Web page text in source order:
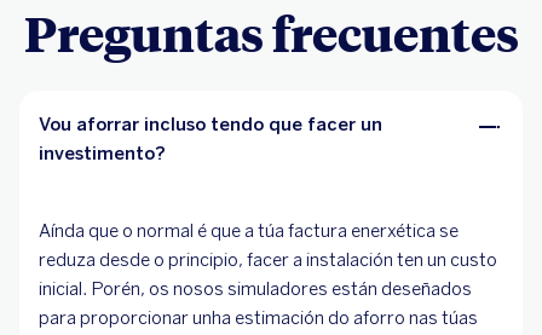
Preguntas frecuentes
Vou aforrar incluso tendo que facer un
investimento?
Aínda que o normal é que a túa factura enerxética se
reduza desde o principio, facer a instalación ten un custo
inicial. Porén, os nosos simuladores están deseñados
para proporcionar unha estimación do aforro nas túas